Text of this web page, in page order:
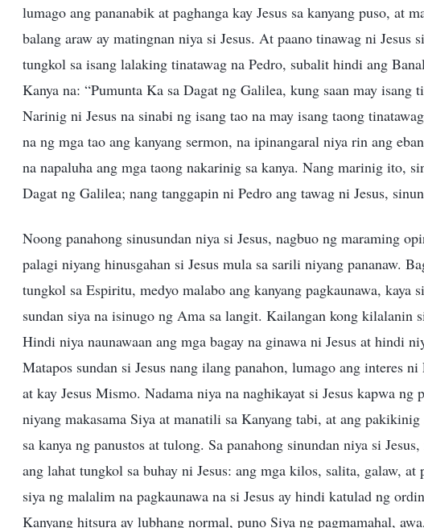
lumago ang pananabik at paghanga kay Jesus sa kanyang puso, at
balang araw ay matingnan niya si Jesus. At paano tinawag ni Jesus
tungkol sa isang lalaking tinatawag na Pedro, subalit hindi ang
Kanya na: “Pumunta Ka sa Dagat ng Galilea, kung saan may isang
Narinig ni Jesus na sinabi ng isang tao na may isang taong
na ng mga tao ang kanyang sermon, na ipinangaral niya rin ang
na napaluha ang mga taong nakarinig sa kanya. Nang marinig ito,
Dagat ng Galilea; nang tanggapin ni Pedro ang tawag ni Jesus,
Noong panahong sinusundan niya si Jesus, nagbuo ng maraming
palagi niyang hinusgahan si Jesus mula sa sarili niyang pananaw.
tungkol sa Espiritu, medyo malabo ang kanyang pagkaunawa, kaya
sundan siya na isinugo ng Ama sa langit. Kailangan kong kilalanin
Hindi niya naunawaan ang mga bagay na ginawa ni Jesus at hindi
Matapos sundan si Jesus nang ilang panahon, lumago ang interes
at kay Jesus Mismo. Nadama niya na naghikayat si Jesus kapwa ng
niyang makasama Siya at manatili sa Kanyang tabi, at ang
sa kanya ng panustos at tulong. Sa panahong sinundan niya si
ang lahat tungkol sa buhay ni Jesus: ang mga kilos, salita, galaw, at
siya ng malalim na pagkaunawa na si Jesus ay hindi katulad ng
Kanyang hitsura ay lubhang normal, puno Siya ng pagmamahal,